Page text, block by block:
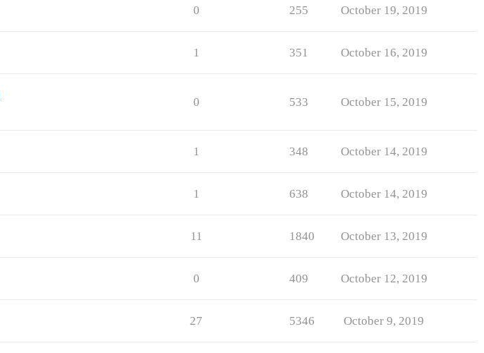
0 255 October 19, 2019
1 351 October 16, 2019
0 533 October 15, 2019
1 348 October 14, 2019
1 638 October 14, 2019
11 1840 October 13, 2019
0 409 October 12, 2019
27 5346 October 9, 2019